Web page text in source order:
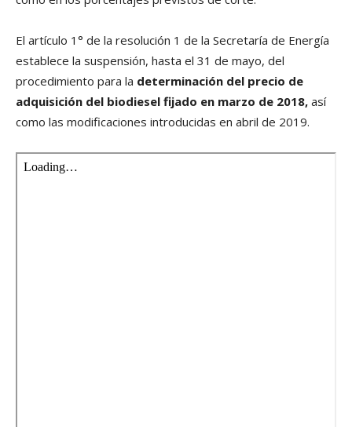
El artículo 1° de la resolución 1 de la Secretaría de Energía
establece la suspensión, hasta el 31 de mayo, del
procedimiento para la determinación del precio de
adquisición del biodiesel fijado en marzo de 2018, así
como las modificaciones introducidas en abril de 2019.